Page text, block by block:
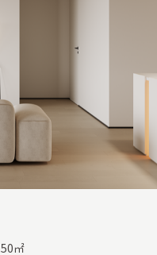
㎡